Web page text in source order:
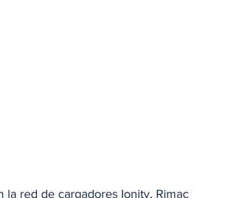
la red de cargadores Ionity, Rimac